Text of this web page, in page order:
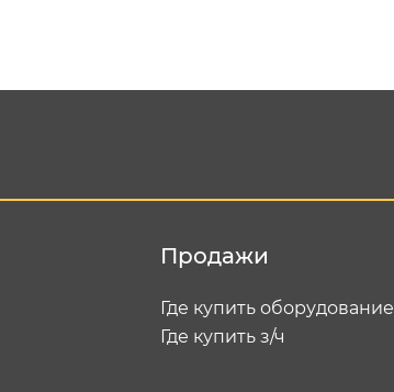
Продажи
Где купить оборудование
Где купить з/ч